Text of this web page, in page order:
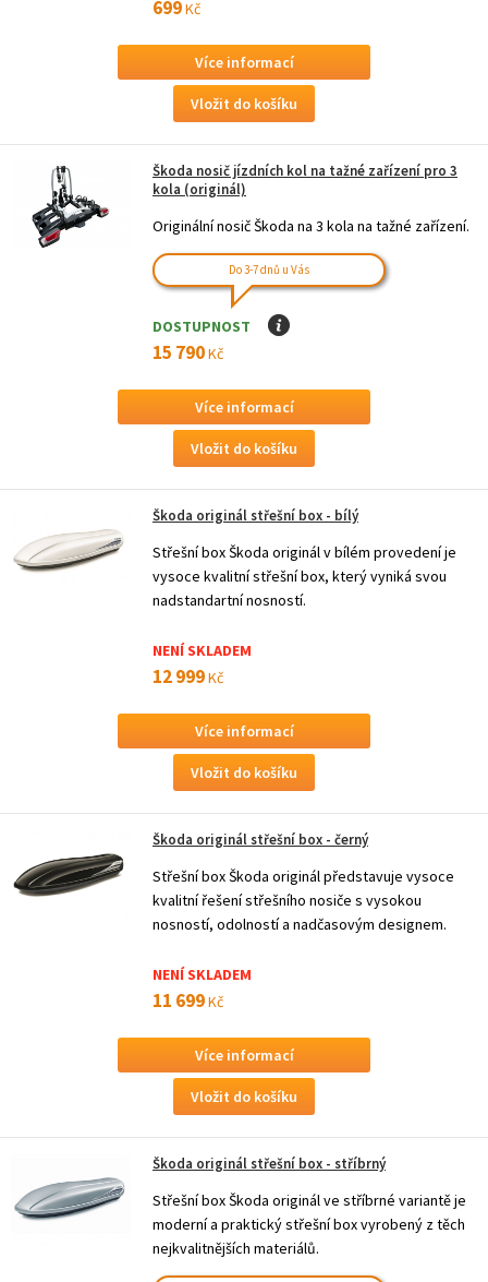
699Kč
Více informací
Škoda nosič jízdních kol na tažné zařízení pro 3
kola (originál)
Originální nosič Škoda na 3 kola na tažné zařízení.
Do 3-7 dnů u Vás
DOSTUPNOST I
15 790Kč
Více informací
Škoda originál střešní box - bílý
Střešní box Škoda originál v bílém provedení je
vysoce kvalitní střešní box, který vyniká svou
nadstandartní nosností.
NENÍ SKLADEM
12 999Kč
Více informací
Škoda originál střešní box - černý
Střešní box Škoda originál představuje vysoce
kvalitní řešení střešního nosiče s vysokou
nosností, odolností a nadčasovým designem.
NENÍ SKLADEM
11 699Kč
Více informací
Škoda originál střešní box - stříbrný
Střešní box Škoda originál ve stříbrné variantě je
moderní a praktický střešní box vyrobený z těch
nejkvalitnějších materiálů.